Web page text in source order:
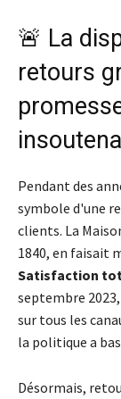
🚨 La
retours
Pendant des
symbole d'une
clients. La
1840, en faisait
Satisfaction
septembre
sur tous les
la politique a
Désormais,